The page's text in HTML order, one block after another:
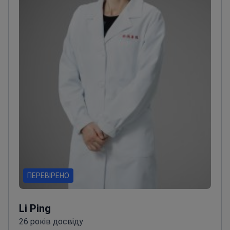
Комплексно виконує мінімально інвазивні
втручання: холодну/гарячу поліпектомію,
ендоскопічний гемостаз, дилатацію стриктур і
ендоскопічну підслизову дисекцію (ESD).
Приділяє увагу високій якості та ефективності
Li Ping
Д-р Лі Пін, M.D., Ph.D., є головною лікаркою та
професоркою відділення гематології